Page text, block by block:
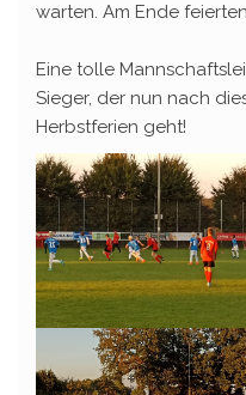
warten. Am Ende
Eine tolle
Sieger, der nun nach
Herbstferien geht!